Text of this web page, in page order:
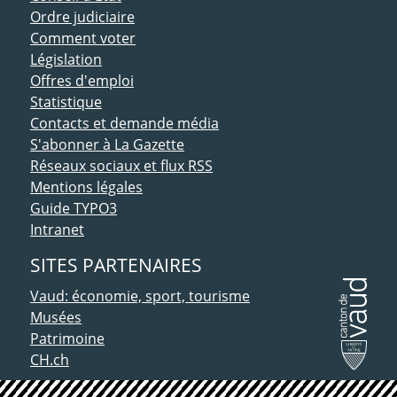
Ordre judiciaire
Comment voter
Législation
Offres d'emploi
Statistique
Contacts et demande média
S'abonner à La Gazette
Réseaux sociaux et flux RSS
Mentions légales
Guide TYPO3
Intranet
SITES PARTENAIRES
Vaud: économie, sport, tourisme
Musées
Patrimoine
CH.ch